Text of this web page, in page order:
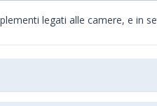
legati alle camere, e in